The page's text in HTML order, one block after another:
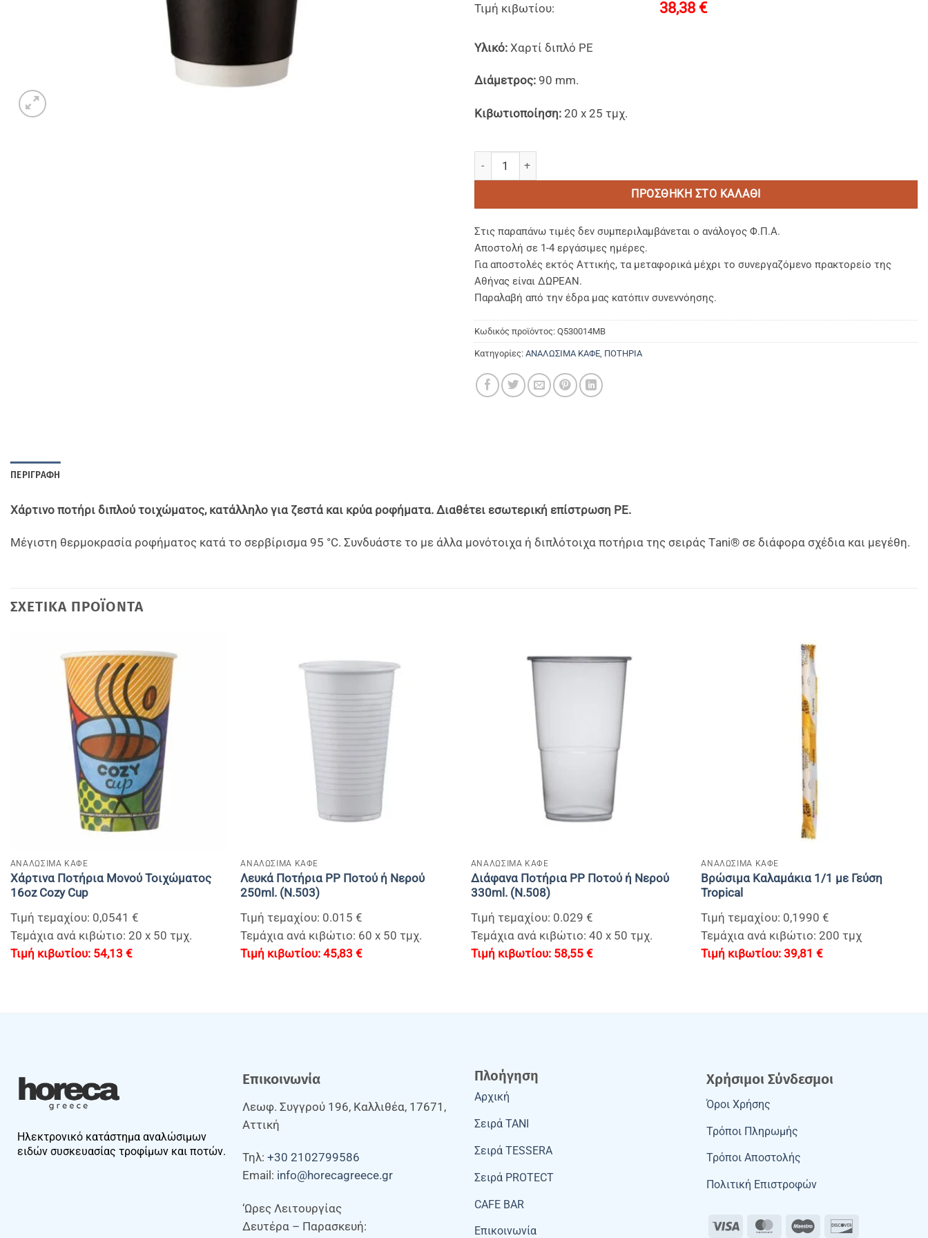
Τιμή κιβωτίου: 38,38 €
Yλικό: Χαρτί διπλό PE
Διάμετρος: 90 mm.
Κιβωτιοποίηση: 20 x 25 τμχ.
ΠΡΟΣΘΉΚΗ ΣΤΟ ΚΑΛΆΘΙ
Στις παραπάνω τιμές δεν συμπεριλαμβάνεται ο ανάλογος Φ.Π.Α.
Αποστολή σε 1-4 εργάσιμες ημέρες.
Για αποστολές εκτός Αττικής, τα μεταφορικά μέχρι το συνεργαζόμενο πρακτορείο της
Αθήνας είναι ΔΩΡΕΑΝ.
Παραλαβή από την έδρα μας κατόπιν συνεννόησης.
Κωδικός προϊόντος: Q530014MB
Κατηγορίες: ΑΝΑΛΩΣΙΜΑ ΚΑΦΕ ΠΟΤΗΡΙΑ
ΠΕΡΙΓΡΑΦΉ
Χάρτινο ποτήρι διπλού τοιχώματος, κατάλληλο για ζεστά και κρύα ροφήματα. Διαθέτει εσωτερική επίστρωση PE.
Μέγιστη θερμοκρασία ροφήματος κατά το σερβίρισμα 95 °C. Συνδυάστε το με άλλα μονότοιχα ή διπλότοιχα ποτήρια της σειράς Τani® σε διάφορα σχέδια και μεγέθη.
ΣΧΕΤΙΚΆ ΠΡΟΪΌΝΤΑ
ΑΝΑΛΩΣΙΜΑ ΚΑΦΕ
Xάρτινα Ποτήρια Μονού Τοιχώματος
16oz Cozy Cup
Τιμή τεμαχίου: 0,0541 €
Τεμάχια ανά κιβώτιο: 20 x 50 τμχ.
54,13 €
ΑΝΑΛΩΣΙΜΑ ΚΑΦΕ
Λευκά Ποτήρια PP Ποτού ή Νερού
250ml. (N.503)
Τιμή τεμαχίου: 0.015 €
Τεμάχια ανά κιβώτιο: 60 x 50 τμχ.
45,83€
ΑΝΑΛΩΣΙΜΑ ΚΑΦΕ
Διάφανα Ποτήρια PP Ποτού ή Νερού
330ml. (N.508)
Τιμή τεμαχίου: 0.029 €
Τεμάχια ανά κιβώτιο: 40 x 50 τμχ.
58,55 €
ΑΝΑΛΩΣΙΜΑ ΚΑΦΕ
Bρώσιμα Καλαμάκια 1/1 με Γεύση
Tropical
Τιμή τεμαχίου: 0,1990 €
Τεμάχια ανά κιβώτιο: 200 τμχ
39,81€
Ηλεκτρονικό κατάστημα αναλώσιμων
ειδών συσκευασίας τροφίμων και ποτών.
Επικοινωνία
Λεωφ. Συγγρού 196, Καλλιθέα, 17671,
Αττική
Τηλ: +30 2102799586
Email: info@horecagreece.gr
‘Ωρες Λειτουργίας
Δευτέρα – Παρασκευή:
Πλοήγηση
Αρχική
Σειρά TANI
Σειρά TESSERA
Σειρά PROTECT
CAFE BAR
Επικοινωνία
Χρήσιμοι Σύνδεσμοι
Όροι Χρήσης
Τρόποι Πληρωμής
Τρόποι Αποστολής
Πολιτική Επιστροφών
Visa MasterCardMaestro